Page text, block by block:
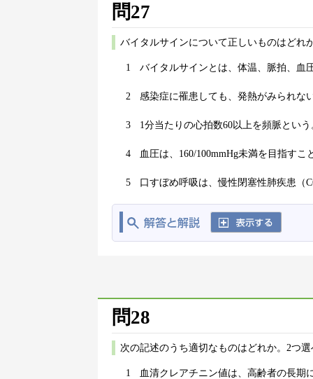
問27
バイタルサインについて正しいものはどれ
1 バイタルサインとは、体温、脈拍、血
2 感染症に罹患しても、発熱がみられな
3 1分当たりの心拍数60以上を頻脈という
4 血圧は、160/100mmHg未満を目指すこ
5 口すぼめ呼吸は、慢性閉塞性肺疾患（
問28
次の記述のうち適切なものはどれか。2つ選
1 血清クレアチニン値は、高齢者の長期